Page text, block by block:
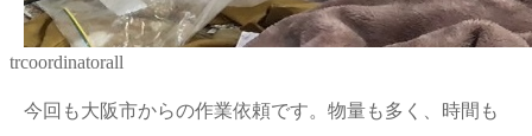
trcoordinatorall
今回も大阪市からの作業依頼です。物量も多く、時間も